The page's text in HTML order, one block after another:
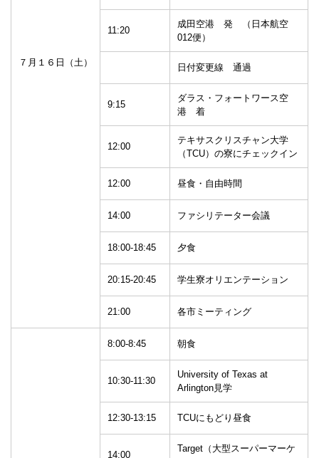
７月１６日（土）
11:20
成田空港 発 （日本航空
012便）
日付変更線 通過
9:15
ダラス・フォートワース空
港 着
12:00
テキサスクリスチャン大学
（TCU）の寮にチェックイン
12:00 昼食・自由時間
14:00 ファシリテーター会議
18:00-18:45 夕食
20:15-20:45 学生寮オリエンテーション
21:00 各市ミーティング
8:00-8:45 朝食
10:30-11:30
University of Texas at
Arlington見学
12:30-13:15 TCUにもどり昼食
14:00
Target（大型スーパーマーケ